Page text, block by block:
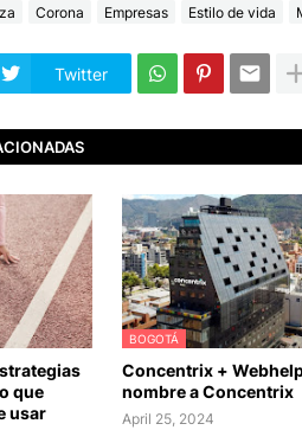
Corona Empresas Estilo de vida
Twitter
que
usar
BOGOTÁ
Concentrix +
nombre a Concentrix
April 25, 2024